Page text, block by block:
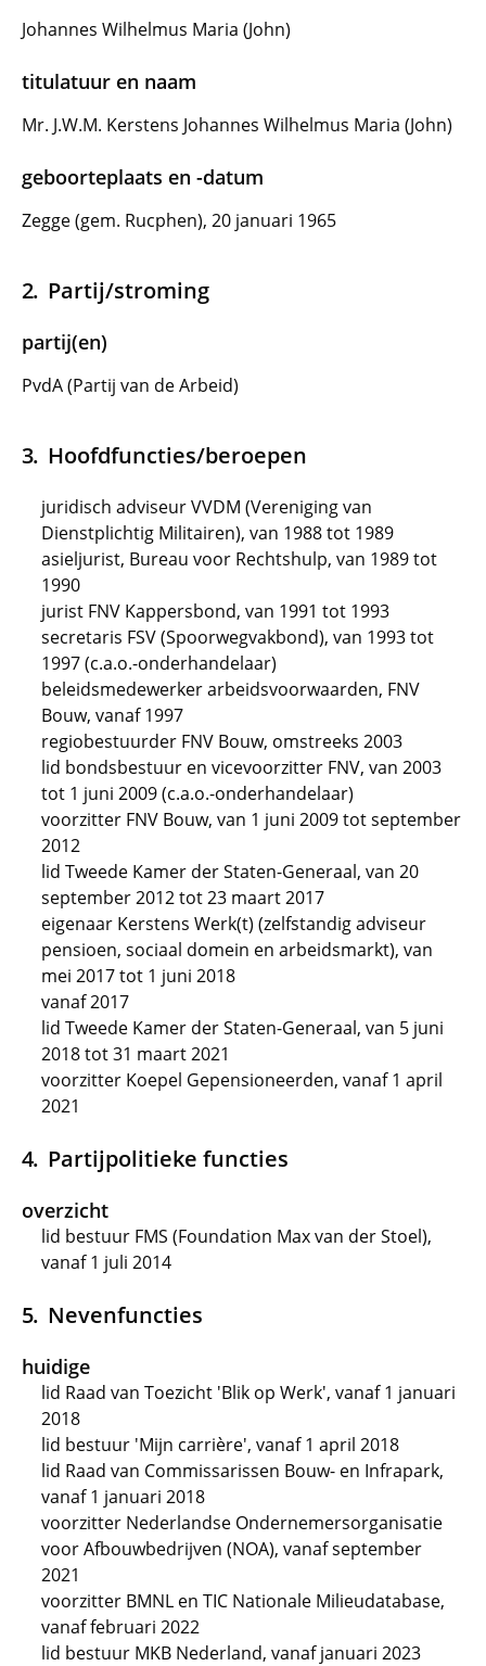
Johannes Wilhelmus Maria (John)
titulatuur en naam
Mr. J.W.M. Kerstens Johannes Wilhelmus Maria (John)
geboorteplaats en -datum
Zegge (gem. Rucphen), 20 januari 1965
Partij/stroming
partij(en)
PvdA (Partij van de Arbeid)
Hoofdfuncties/beroepen
juridisch adviseur VVDM (Vereniging van
Dienstplichtig Militairen), van 1988 tot 1989
asieljurist, Bureau voor Rechtshulp, van 1989 tot
1990
jurist FNV Kappersbond, van 1991 tot 1993
secretaris FSV (Spoorwegvakbond), van 1993 tot
1997 (c.a.o.-onderhandelaar)
beleidsmedewerker arbeidsvoorwaarden, FNV
Bouw, vanaf 1997
regiobestuurder FNV Bouw, omstreeks 2003
lid bondsbestuur en vicevoorzitter FNV, van 2003
tot 1 juni 2009 (c.a.o.-onderhandelaar)
voorzitter FNV Bouw, van 1 juni 2009 tot september
2012
lid Tweede Kamer der Staten-Generaal, van 20
september 2012 tot 23 maart 2017
eigenaar Kerstens Werk(t) (zelfstandig adviseur
pensioen, sociaal domein en arbeidsmarkt), van
mei 2017 tot 1 juni 2018
vanaf 2017
lid Tweede Kamer der Staten-Generaal, van 5 juni
2018 tot 31 maart 2021
voorzitter Koepel Gepensioneerden, vanaf 1 april
2021
Partijpolitieke functies
overzicht
lid bestuur FMS (Foundation Max van der Stoel),
vanaf 1 juli 2014
Nevenfuncties
huidige
lid Raad van Toezicht 'Blik op Werk', vanaf 1 januari
2018
lid bestuur 'Mijn carrière', vanaf 1 april 2018
lid Raad van Commissarissen Bouw- en Infrapark,
vanaf 1 januari 2018
voorzitter Nederlandse Ondernemersorganisatie
voor Afbouwbedrijven (NOA), vanaf september
2021
voorzitter BMNL en TIC Nationale Milieudatabase,
vanaf februari 2022
lid bestuur MKB Nederland, vanaf januari 2023